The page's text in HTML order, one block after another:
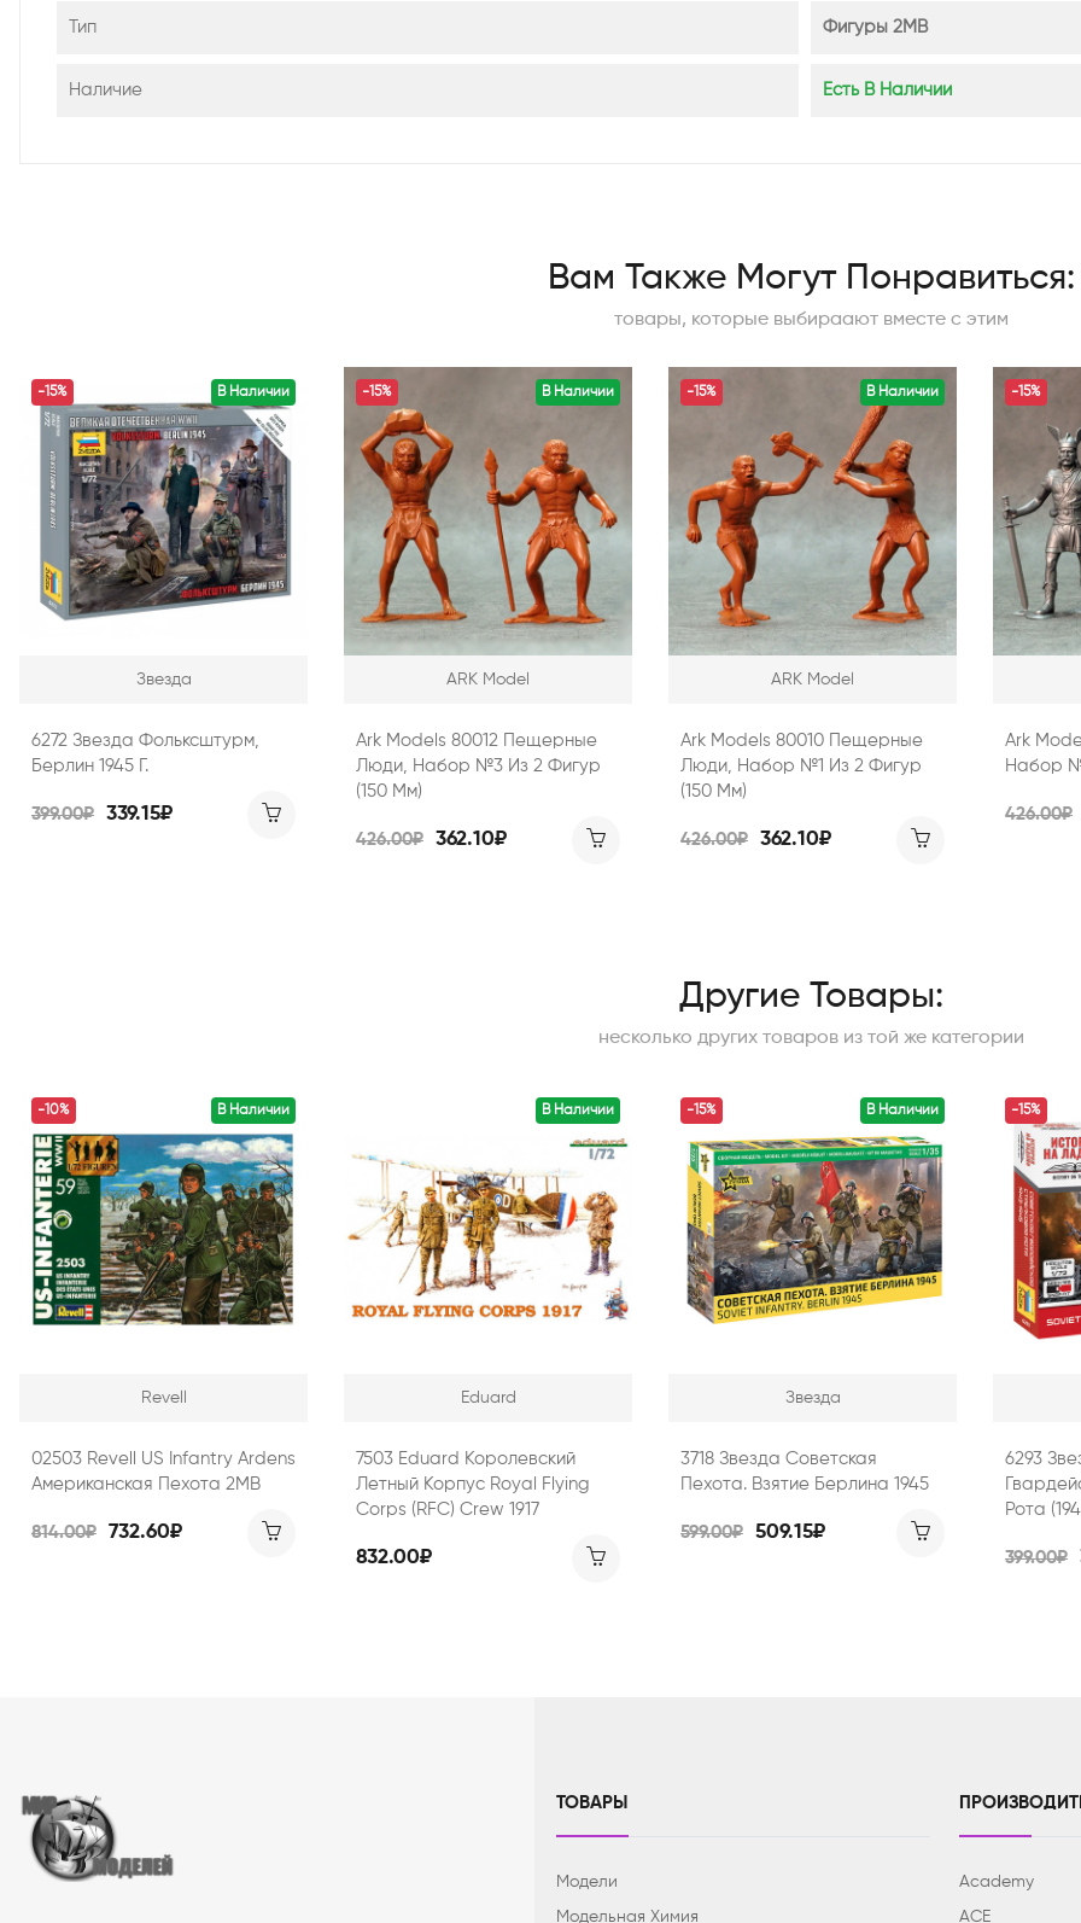
Тип Фигуры 2МВ
Наличие Есть В Наличии
Вам Также Могут Понравиться:
товары, которые выбираают вместе с этим
В Наличии
-15%
Звезда
6272 Звезда Фольксштурм,
Берлин 1945 Г.
399.00₽ 339.15₽
В Наличии
-15%
ARK Model
Ark Models 80012 Пещерные
Люди, Набор №3 Из 2 Фигур
(150 Мм)
426.00₽ 362.10₽
В Наличии
-15%
ARK Model
Ark Models 80010 Пещерные
Люди, Набор №1 Из 2 Фигур
(150 Мм)
426.00₽ 362.10₽
-15%
Ark
Набор
426.00₽
Другие Товары:
несколько других товаров из той же категории
В Наличии
-10%
Revell
02503 Revell US Infantry Ardens
Американская Пехота 2МВ
814.00₽ 732.60₽
В Наличии
Eduard
7503 Eduard Королевский
Летный Корпус Royal Flying
Corps (RFC) Crew 1917
832.00₽
В Наличии
-15%
Звезда
3718 Звезда Советская
Пехота. Взятие Берлина 1945
599.00₽ 509.15₽
-15%
6293
Рота
399.00₽
ТОВАРЫ
Модели
Модельная Химия
Academy
ACE